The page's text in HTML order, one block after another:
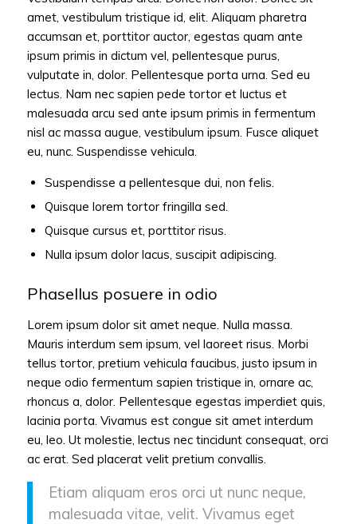
amet, vestibulum tristique id, elit. Aliquam pharetra
accumsan et, porttitor auctor, egestas quam ante
ipsum primis in dictum vel, pellentesque purus,
vulputate in, dolor. Pellentesque porta urna. Sed eu
lectus. Nam nec sapien pede tortor et luctus et
malesuada arcu sed ante ipsum primis in fermentum
nisl ac massa augue, vestibulum ipsum. Fusce aliquet
eu, nunc. Suspendisse vehicula.
Suspendisse a pellentesque dui, non felis.
Quisque lorem tortor fringilla sed.
Quisque cursus et, porttitor risus.
Nulla ipsum dolor lacus, suscipit adipiscing.
Phasellus posuere in odio
Lorem ipsum dolor sit amet neque. Nulla massa.
Mauris interdum sem ipsum, vel laoreet risus. Morbi
tellus tortor, pretium vehicula faucibus, justo ipsum in
neque odio fermentum sapien tristique in, ornare ac,
rhoncus a, dolor. Pellentesque egestas imperdiet quis,
lacinia porta. Vivamus est congue sit amet interdum
eu, leo. Ut molestie, lectus nec tincidunt consequat, orci
ac erat. Sed placerat velit pretium convallis.
Etiam aliquam eros orci ut nunc neque,
malesuada vitae, velit. Vivamus eget